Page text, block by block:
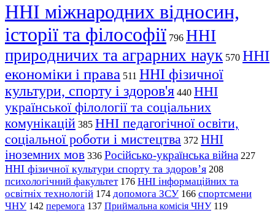
ННІ міжнародних відносин,
історії та філософії 796 ННІ
природничих та аграрних наук 570 ННІ
економіки і права 511 ННІ фізичної
культури, спорту і здоров'я 440 ННІ
української філології та соціальних
комунікацій 385 ННІ педагогічної освіти,
соціальної роботи і мистецтва 372 ННІ
іноземних мов 336 Російсько-українська війна 227
ННІ фізичної культури спорту та здоров’я 208
психологічний факультет 176 ННІ інформаційних та
освітніх технологій 174 допомога ЗСУ 166 спортсмени
ЧНУ 142 перемога 137 Приймальна комісія ЧНУ 119